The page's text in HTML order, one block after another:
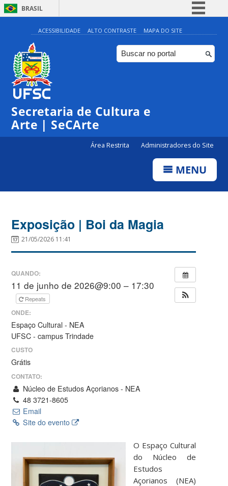
BRASIL
Simplifique!
Comunica BR
Participe
ACESSIBILIDADE ALTO CONTRASTE MAPA DO SITE
Secretaria de Cultura e
Arte | SeCArte
Área Restrita Administradores do Site
MENU
Exposição | Boi da Magia
21/05/2026 11:41
QUANDO:
11 de junho de 2026@9:00 – 17:30
Repeats
ONDE:
Espaço Cultural - NEA
UFSC - campus Trindade
CUSTO
Grátis
CONTATO:
Núcleo de Estudos Açorianos - NEA
48 3721-8605
Email
Site do evento
O Espaço Cultural
do Núcleo de
Estudos
Açorianos (NEA)